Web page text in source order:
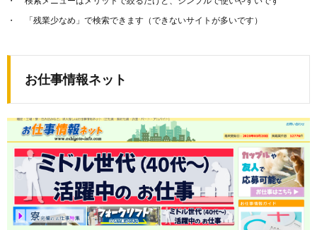
「残業少なめ」で検索できます（できないサイトが多いです）
お仕事情報ネット